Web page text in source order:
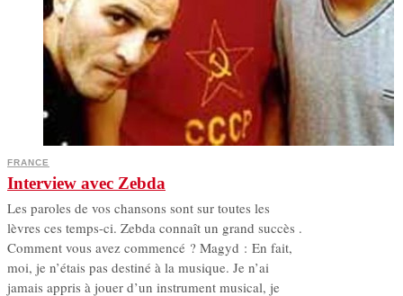
FRANCE
Interview avec Zebda
Les paroles de vos chansons sont sur toutes les
lèvres ces temps-ci. Zebda connaît un grand succès .
Comment vous avez commencé ? Magyd : En fait,
moi, je n’étais pas destiné à la musique. Je n’ai
jamais appris à jouer d’un instrument musical, je